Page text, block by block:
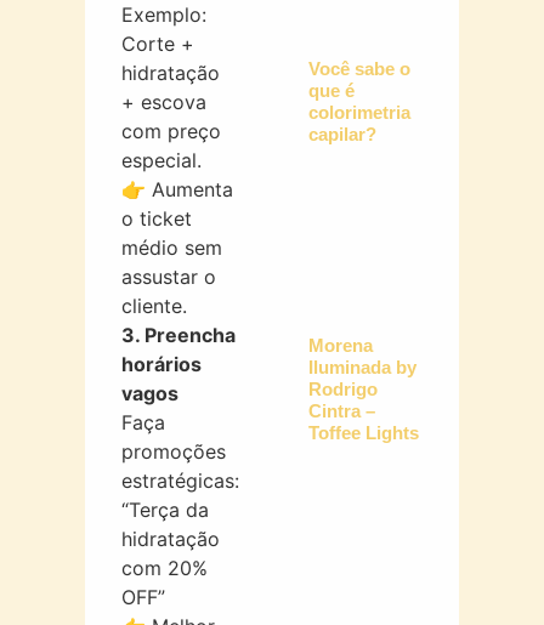
Exemplo:
Corte +
hidratação
+ escova
com preço
especial.
👉 Aumenta
o ticket
médio sem
assustar o
cliente.
3. Preencha
horários
vagos
Faça
promoções
estratégicas:
“Terça da
hidratação
com 20%
OFF”
Você sabe o
que é
colorimetria
capilar?
Morena
Iluminada by
Rodrigo
Cintra –
Toffee Lights